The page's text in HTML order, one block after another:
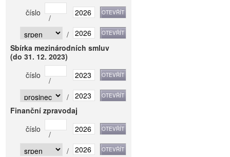
číslo
/
/
Sbírka mezinárodních smluv
(do 31. 12. 2023)
číslo
/
/
Finanční zpravodaj
číslo
/
/